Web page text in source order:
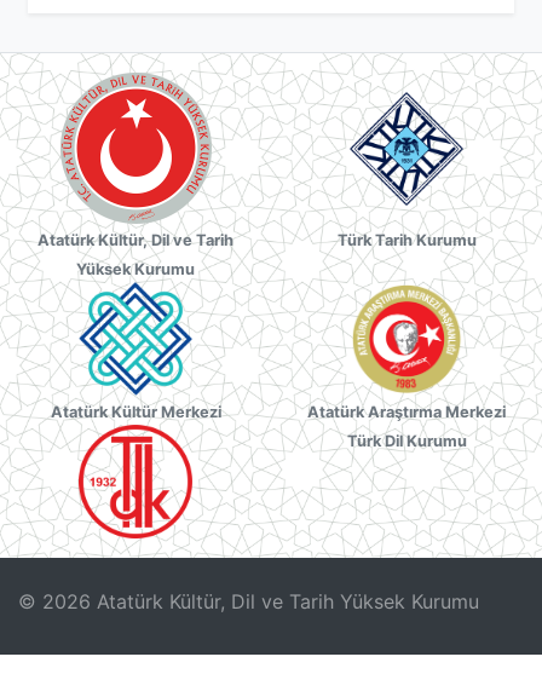
Atatürk Kültür, Dil ve Tarih
Yüksek Kurumu
Türk Tarih Kurumu
Atatürk Kültür Merkezi
Atatürk Araştırma Merkezi
Türk Dil Kurumu
© 2026 Atatürk Kültür, Dil ve Tarih Yüksek Kurumu